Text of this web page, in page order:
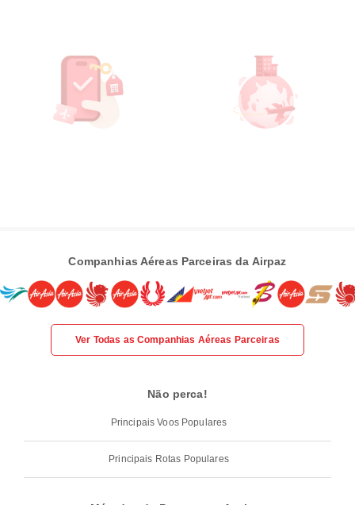
Companhias Aéreas Parceiras da Airpaz
Ver Todas as Companhias Aéreas Parceiras
Não perca!
Principais Voos Populares
Principais Rotas Populares